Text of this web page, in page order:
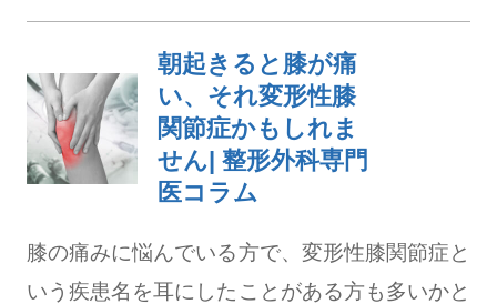
朝起きると膝が痛
い、それ変形性膝
関節症かもしれま
せん| 整形外科専門
医コラム
膝の痛みに悩んでいる方で、変形性膝関節症と
いう疾患名を耳にしたことがある方も多いかと